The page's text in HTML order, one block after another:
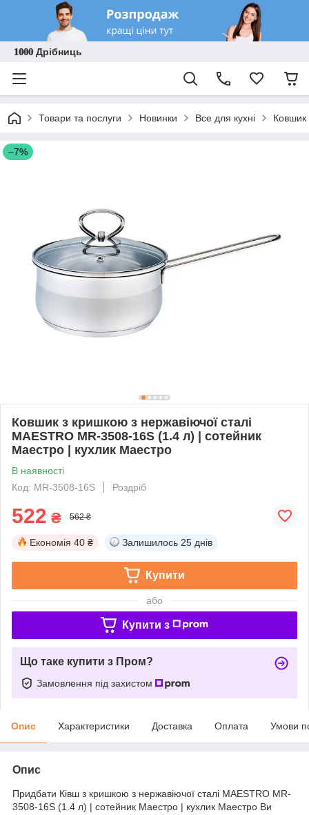
𝟏𝟎𝟎𝟎 Дрібниць
Товари та послуги Новинки Все для кухні Ковшик
–7%
Ковшик з кришкою з нержавіючої сталі
MAESTRO MR-3508-16S (1.4 л) | сотейник
Маестро | кухлик Маестро
В наявності
Код: MR-3508-16S
Роздріб
522 ₴ 562 ₴
Економія 40 ₴ Залишилось 25 днів
Купити
або
Купити з
Що таке купити з Пром?
Замовлення під захистом
Опис Характеристики Доставка Оплата Умови
Опис
Придбати Ківш з кришкою з нержавіючої сталі MAESTRO MR-
3508-16S (1.4 л) | сотейник Маестро | кухлик Маестро Ви